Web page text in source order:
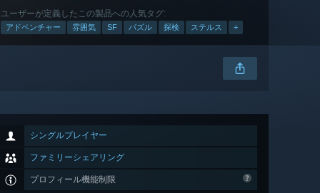
ユーザーが定義したこの製品への人気タグ:
アドベンチャー 雰囲気 SF パズル 探検 ステルス +
シングルプレイヤー
ファミリーシェアリング
プロフィール機能制限